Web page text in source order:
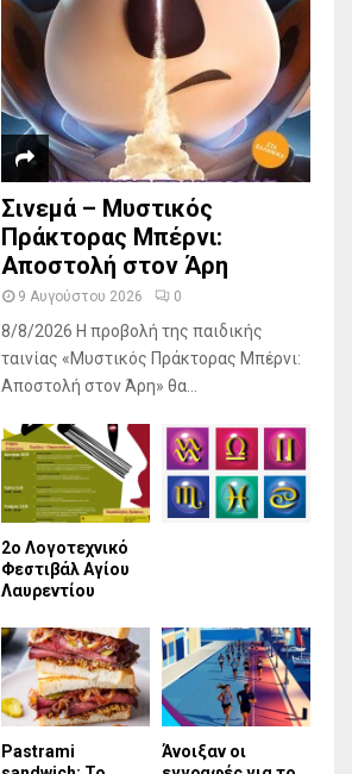
Σινεμά – Μυστικός
Πράκτορας Μπέρνι:
Αποστολή στον Άρη
9 Αυγούστου 2026 0
8/8/2026 Η προβολή της παιδικής
ταινίας «Μυστικός Πράκτορας Μπέρνι:
Αποστολή στον Άρη» θα...
2ο Λογοτεχνικό
Φεστιβάλ Αγίου
Λαυρεντίου
Pastrami
Άνοιξαν οι